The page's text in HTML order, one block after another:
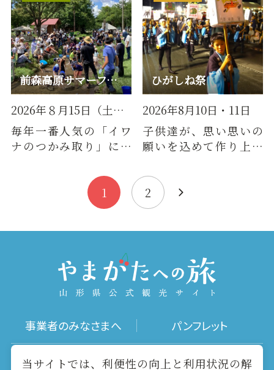
前森高原サマーフェスティバル
2026年８月15日（土）10:00～15:00
毎年一番人気の「イワ
ナのつかみ取り」に挑
イワナをその場で焼い
ひがしね祭
2026年8月10日・11日
子供達が、思い思いの
願いを込めて作り上げ
の伝統芸能も繰り出し
て、大勢…
1 2
事業者のみなさまへ パンフレット
写真ダウンロード 動画ギャラリー
当サイトでは、利便性の向上と利用状況の解